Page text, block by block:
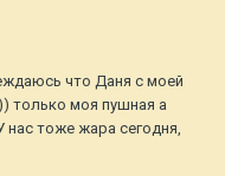
что Даня с моей
только моя пушная а
тоже жара сегодня,